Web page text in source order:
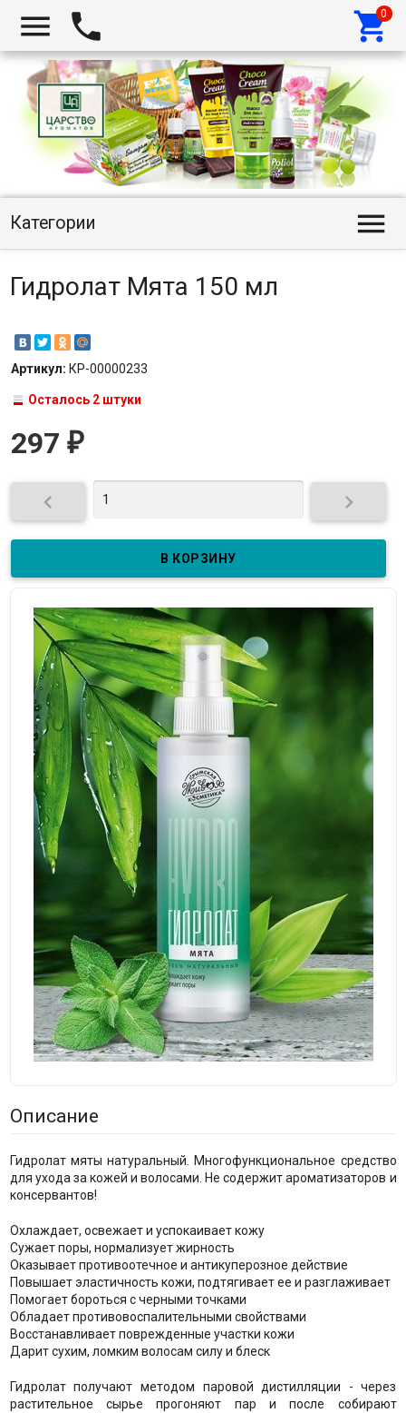
  
Категории 
Гидролат Мята 150 мл
Артикул: КР-00000233
Осталось 2 штуки
297 ₽
 
Описание
Гидролат мяты натуральный. Многофункциональное средство
для ухода за кожей и волосами. Не содержит ароматизаторов и
консервантов!
Охлаждает, освежает и успокаивает кожу
Сужает поры, нормализует жирность
Оказывает противоотечное и антикуперозное действие
Повышает эластичность кожи, подтягивает ее и разглаживает
Помогает бороться с черными точками
Обладает противовоспалительными свойствами
Восстанавливает поврежденные участки кожи
Дарит сухим, ломким волосам силу и блеск
Гидролат получают методом паровой дистилляции - через
растительное сырье прогоняют пар и после собирают